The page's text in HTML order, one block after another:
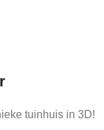
tuinhuis in 3D!